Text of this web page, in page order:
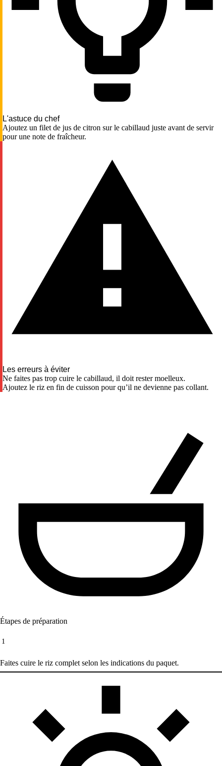
L'astuce du chef
Ajoutez un filet de jus de citron sur le cabillaud juste avant de servir
pour une note de fraîcheur.
Les erreurs à éviter
Ne faites pas trop cuire le cabillaud, il doit rester moelleux.
Ajoutez le riz en fin de cuisson pour qu’il ne devienne pas collant.
Étapes de préparation
1
Faites cuire le riz complet selon les indications du paquet.